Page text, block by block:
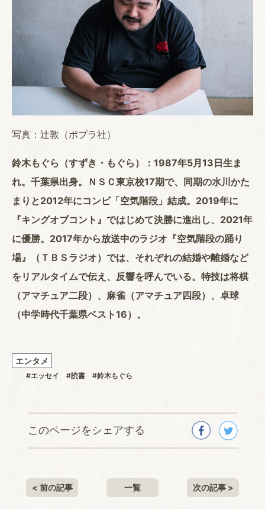
写真：辻敦（ポプラ社）
鈴木もぐら（すずき・もぐら）：1987年5月13日生ま
れ。千葉県出身。ＮＳＣ東京校17期で、同期の水川かた
まりと2012年にコンビ「空気階段」結成。2019年に
『キングオブコント』ではじめて決勝に進出し、2021年
に優勝。2017年から放送中のラジオ『空気階段の踊り
場』（ＴＢＳラジオ）では、それぞれの結婚や離婚など
をリアルタイムで伝え、反響を呼んでいる。特技は将棋
（アマチュア二段）、麻雀（アマチュア四段）、卓球
（中学時代千葉県ベスト16）。
エンタメ
#エッセイ #読書 #鈴木もぐら
このページをシェアする
< 前の記事 一覧 次の記事 >